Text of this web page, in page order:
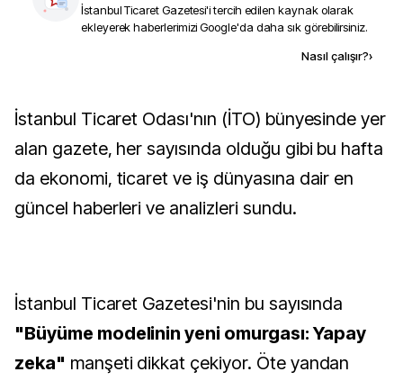
İstanbul Ticaret Gazetesi'i tercih edilen kaynak olarak
ekleyerek haberlerimizi Google'da daha sık görebilirsiniz.
Nasıl çalışır?›
İstanbul Ticaret Odası'nın (İTO) bünyesinde yer
alan gazete, her sayısında olduğu gibi bu hafta
da ekonomi, ticaret ve iş dünyasına dair en
güncel haberleri ve analizleri sundu.
İstanbul Ticaret Gazetesi'nin bu sayısında
"Büyüme modelinin yeni omurgası: Yapay
zeka" manşeti dikkat çekiyor. Öte yandan